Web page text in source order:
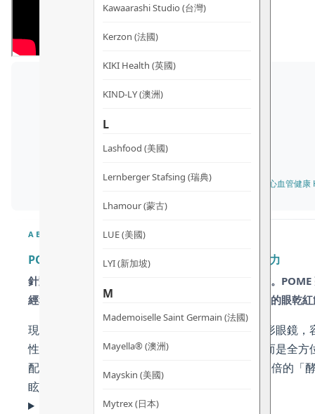
Kawaarashi Studio (台灣)
Kerzon (法國)
KIKI Health (英國)
KIND-LY (澳洲)
L
Lashfood (美國)
Lernberger Stafsing (瑞典)
Lhamour (蒙古)
LUE (美國)
LYI (新加坡)
M
Mademoiselle Saint Germain (法國)
Mayella® (澳洲)
Mayskin (美國)
Mytrex (日本)
✓ 所有膚質 All Skin Types · 心血管健康
ABOUT
POME 亮目清醒目丸 – 護黃斑抗藍光 舒眼乾強視力
針對現代「數碼眼」及眼部老化問題的日本專業配方。
經科研證實有效過濾藍光、舒緩長期戴隱形眼鏡引起的眼乾
現代人每日面對手機電腦藍光，加上長期佩戴隱形眼鏡
性採用「全眼修護」概念，不只針對單一部位，而是全
配方棄用一般的藍莓素，改用生物利用度高出 17 倍的
眩光恢復能力。
為什麼選擇 POME 亮目清醒目丸?